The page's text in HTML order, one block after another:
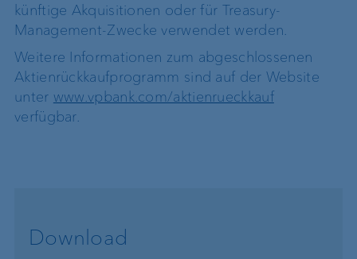
künftige Akquisitionen oder für Treasury-
Management-Zwecke verwendet werden.
Weitere Informationen zum abgeschlossenen
Aktienrückkaufprogramm sind auf der Website
unter www.vpbank.com/aktienrueckkauf
verfügbar.
Download